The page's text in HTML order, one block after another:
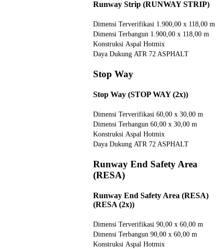
Runway Strip (RUNWAY STRIP)
Dimensi Terverifikasi 1.900,00 x 118,00 m
Dimensi Terbangun 1.900,00 x 118,00 m
Konstruksi Aspal Hotmix
Daya Dukung ATR 72 ASPHALT
Stop Way
Stop Way (STOP WAY (2x))
Dimensi Terverifikasi 60,00 x 30,00 m
Dimensi Terbangun 60,00 x 30,00 m
Konstruksi Aspal Hotmix
Daya Dukung ATR 72 ASPHALT
Runway End Safety Area
(RESA)
Runway End Safety Area (RESA)
(RESA (2x))
Dimensi Terverifikasi 90,00 x 60,00 m
Dimensi Terbangun 90,00 x 60,00 m
Konstruksi Aspal Hotmix